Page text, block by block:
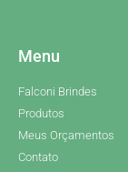
Menu
Falconi Brindes
Produtos
Meus Orçamentos
Contato